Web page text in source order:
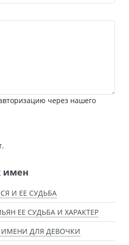
через нашего
имен
И ЕЕ СУДЬБА
ЕЕ СУДЬБА И ХАРАКТЕР
ИМЕНИ ДЛЯ ДЕВОЧКИ